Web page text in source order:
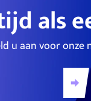
als
u aan voor